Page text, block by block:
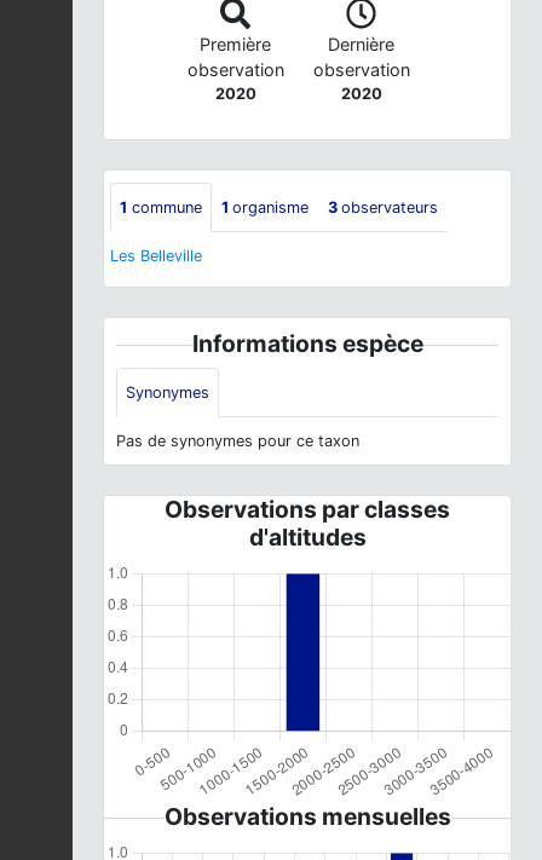
Première
observation
2020
Dernière
observation
2020
1 commune 1 organisme 3 observateurs
Les Belleville
Informations espèce
Synonymes
Pas de synonymes pour ce taxon
Observations par classes
d'altitudes
Observations mensuelles